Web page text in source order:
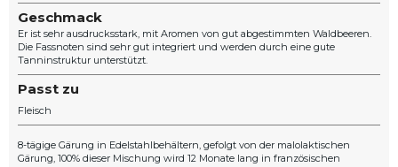
Geschmack
Er ist sehr ausdrucksstark, mit Aromen von gut abgestimmten Waldbeeren.
Die Fassnoten sind sehr gut integriert und werden durch eine gute
Tanninstruktur unterstützt.
Passt zu
Fleisch
8-tägige Gärung in Edelstahlbehältern, gefolgt von der malolaktischen
Gärung, 100% dieser Mischung wird 12 Monate lang in französischen